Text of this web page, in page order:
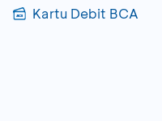
Kartu Debit BCA